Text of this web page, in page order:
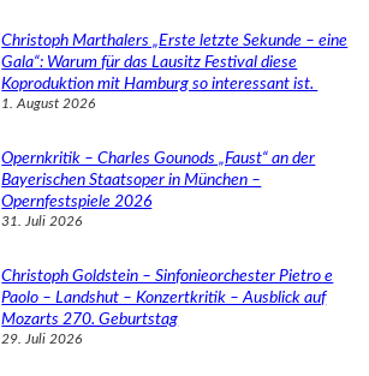
Christoph Marthalers „Erste letzte Sekunde – eine
Gala“: Warum für das Lausitz Festival diese
Koproduktion mit Hamburg so interessant ist.
1. August 2026
Opernkritik – Charles Gounods „Faust“ an der
Bayerischen Staatsoper in München –
Opernfestspiele 2026
31. Juli 2026
Christoph Goldstein – Sinfonieorchester Pietro e
Paolo – Landshut – Konzertkritik – Ausblick auf
Mozarts 270. Geburtstag
29. Juli 2026